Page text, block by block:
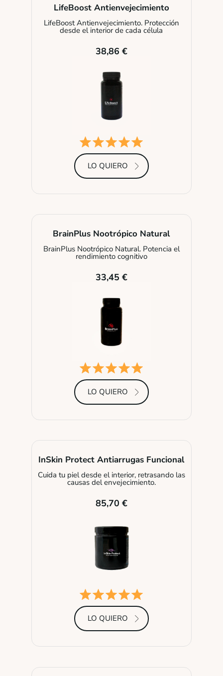
LifeBoost Antienvejecimiento
LifeBoost Antienvejecimiento. Protección
desde el interior de cada célula
38,86 €
LO QUIERO
BrainPlus Nootrópico Natural
BrainPlus Nootrópico Natural. Potencia el
rendimiento cognitivo
33,45 €
LO QUIERO
InSkin Protect Antiarrugas Funcional
Cuida tu piel desde el interior, retrasando las
causas del envejecimiento.
85,70 €
LO QUIERO